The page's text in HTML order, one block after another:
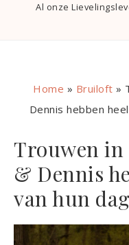
Al onze
Home » Bruiloft »
Dennis hebben
Trouwen
& Dennis
van hun